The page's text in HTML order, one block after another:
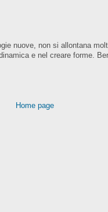
nuove, non si allontana
e nel creare forme.
Home page